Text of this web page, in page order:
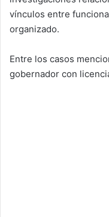
vínculos entre
organizado.
Entre los casos
gobernador con